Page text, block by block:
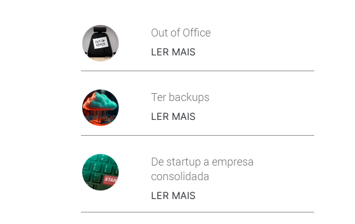
Out of Office
LER MAIS
Ter backups
LER MAIS
De startup a empresa
consolidada
LER MAIS